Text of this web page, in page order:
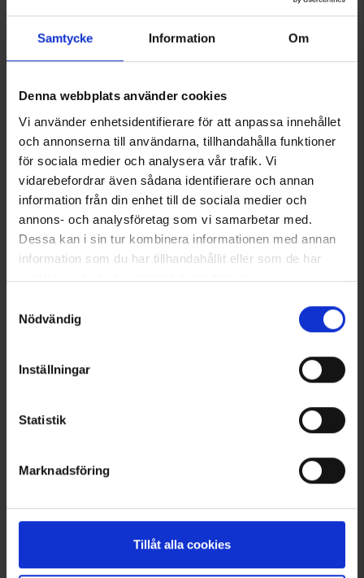
Samtycke Information Om
Denna webbplats använder cookies
Vi använder enhetsidentifierare för att anpassa innehållet
och annonserna till användarna, tillhandahålla funktioner
för sociala medier och analysera vår trafik. Vi
vidarebefordrar även sådana identifierare och annan
information från din enhet till de sociala medier och
annons- och analysföretag som vi samarbetar med.
Dessa kan i sin tur kombinera informationen med annan
information som du har tillhandahållit eller som de har
samlat in när du har använt deras tjänster.
Nödvändig
Inställningar
Statistik
Marknadsföring
Tillåt alla cookies
Flaches Band, das sich nicht verheddert.
Die Leine passt für Hunde bis zu 20 kg.
Technische Spezifikation
Sie benötigen vielleicht auch
9,95 €
Ähnliche Produkte